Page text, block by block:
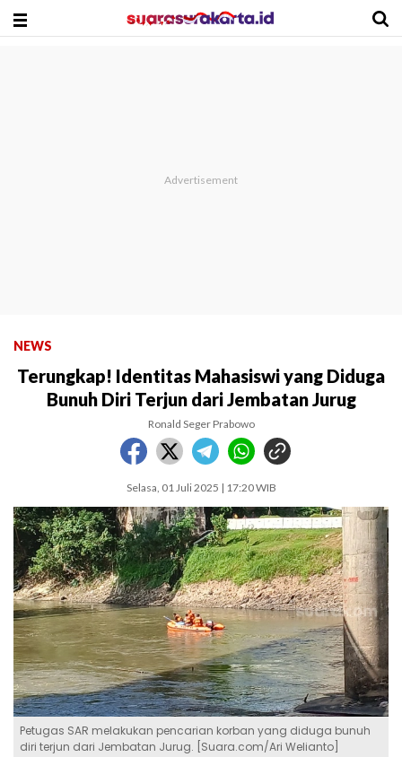
NEWS
Terungkap! Identitas Mahasiswi yang Diduga
Bunuh Diri Terjun dari Jembatan Jurug
Ronald Seger Prabowo
Selasa, 01 Juli 2025 | 17:20 WIB
Petugas SAR melakukan pencarian korban yang diduga bunuh
diri terjun dari Jembatan Jurug. [Suara.com/Ari Welianto]